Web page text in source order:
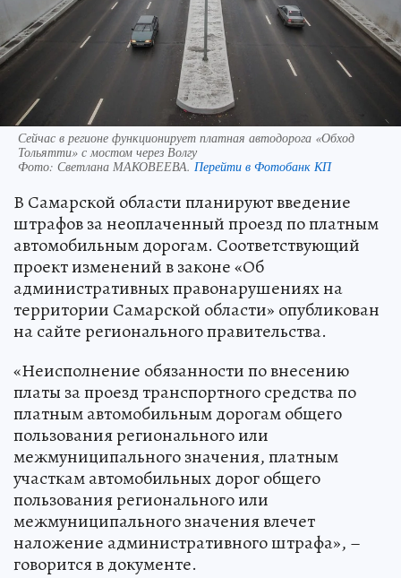
Сейчас в регионе функционирует платная автодорога «Обход
Тольятти» с мостом через Волгу
Фото: Светлана МАКОВЕЕВА. Перейти в Фотобанк КП
В Самарской области планируют введение
штрафов за неоплаченный проезд по платным
автомобильным дорогам. Соответствующий
проект изменений в законе «Об
административных правонарушениях на
территории Самарской области» опубликован
на сайте регионального правительства.
«Неисполнение обязанности по внесению
платы за проезд транспортного средства по
платным автомобильным дорогам общего
пользования регионального или
межмуниципального значения, платным
участкам автомобильных дорог общего
пользования регионального или
межмуниципального значения влечет
наложение административного штрафа», –
говорится в документе.